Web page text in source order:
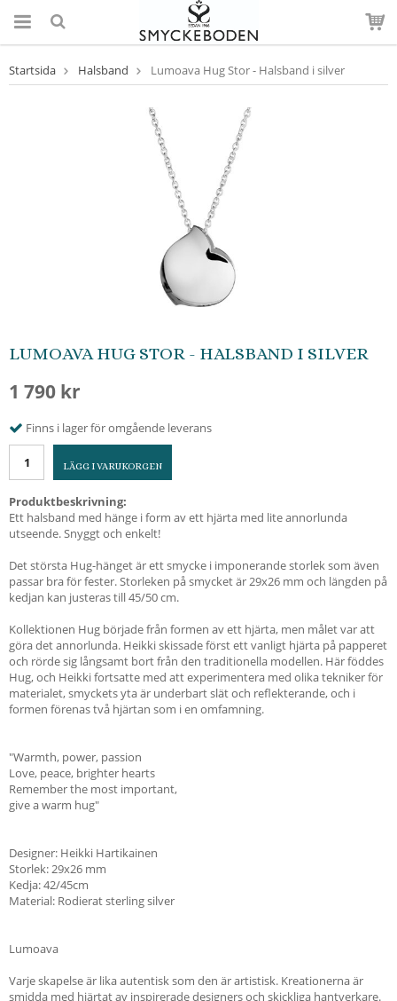
Startsida Halsband Lumoava Hug Stor - Halsband i silver
LUMOAVA HUG STOR - HALSBAND I SILVER
1 790 kr
Finns i lager för omgående leverans
LÄGG I VARUKORGEN
Produktbeskrivning:
Ett halsband med hänge i form av ett hjärta med lite annorlunda
utseende. Snyggt och enkelt!
Det största Hug-hänget är ett smycke i imponerande storlek som även
passar bra för fester. Storleken på smycket är 29x26 mm och längden på
kedjan kan justeras till 45/50 cm.
Kollektionen Hug började från formen av ett hjärta, men målet var att
göra det annorlunda. Heikki skissade först ett vanligt hjärta på papperet
och rörde sig långsamt bort från den traditionella modellen. Här föddes
Hug, och Heikki fortsatte med att experimentera med olika tekniker för
materialet, smyckets yta är underbart slät och reflekterande, och i
formen förenas två hjärtan som i en omfamning.
"Warmth, power, passion
Love, peace, brighter hearts
Remember the most important,
give a warm hug"
Designer: Heikki Hartikainen
Storlek: 29x26 mm
Kedja: 42/45cm
Material: Rodierat sterling silver
Lumoava
Varje skapelse är lika autentisk som den är artistisk. Kreationerna är
smidda med hjärtat av inspirerade designers och skickliga hantverkare.